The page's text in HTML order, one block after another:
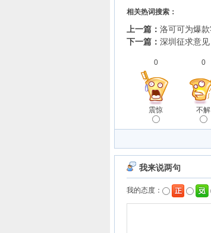
相关热词搜索：
上一篇： 洛可可为爆
下一篇： 深圳征求意
0
震惊
0
不解